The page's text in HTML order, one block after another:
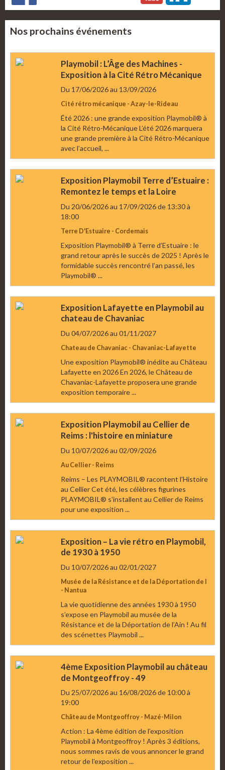
Nos prochains événements
Playmobil : L’Âge des Machines -
Exposition à la Cité Rétro Mécanique
Du 17/06/2026au 13/09/2026
Cité rétro mécanique - Azay-le-Rideau
Été 2026 : une grande exposition Playmobil® à
la Cité Rétro-Mécanique L’été 2026 marquera
une grande première à la Cité Rétro-Mécanique
avec l’accueil, ...
Exposition Playmobil Terre d’Estuaire :
Remontez le temps et la Loire
Du 20/06/2026au 17/09/2026de 13:30à
18:00
Terre D'Estuaire - Cordemais
Exposition Playmobil® à Terre d’Estuaire : le
grand retour après le succès de 2025 ! Après le
formidable succès rencontré l’an passé, les
Playmobil® ...
Exposition Lafayette en Playmobil au
chateau de Chavaniac
Du 04/07/2026au 01/11/2027
Chateau de Chavaniac - Chavaniac-Lafayette
Une exposition Playmobil® inédite au Château
Lafayette en 2026 En 2026, le Château de
Chavaniac-Lafayette proposera une grande
exposition temporaire ...
Exposition Playmobil au Cellier de
Reims : l'histoire en miniature
Du 10/07/2026au 02/09/2026
Au Cellier - Reims
Reims – Les PLAYMOBIL® racontent l'Histoire
au Cellier Cet été, les célèbres figurines
PLAYMOBIL® s'installent au Cellier de Reims
pour une exposition ...
Exposition – La vie rétro en Playmobil,
de 1930 à 1950
Du 10/07/2026au 02/01/2027
Musée de la Résistance et de la Déportation de l
- Nantua
La vie quotidienne des années 1930 à 1950
s’expose en Playmobil au musée de la
Résistance et de la Déportation de l’Ain ! Au fil
des scénettes Playmobil ...
4ème Exposition Playmobil au château
de Montgeoffroy - 49
Du 25/07/2026au 16/08/2026de 10:00à
19:00
Château de Montgeoffroy - Mazé-Milon
Action : La 4ème édition de l'exposition
Playmobil à Montgeoffroy ! Après 3 éditions,
nous sommes ravis de vous annoncer le grand
retour de l'exposition ...